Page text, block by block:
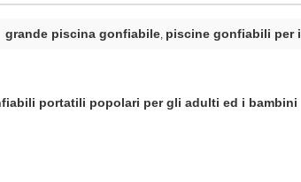
grande piscina gonfiabile, piscine gonfiabili per
portatili popolari per gli adulti ed i bambini